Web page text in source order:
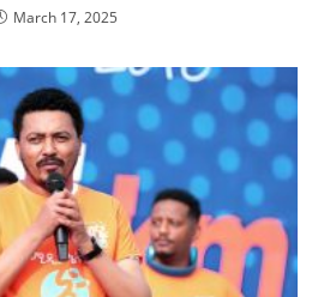
March 17, 2025